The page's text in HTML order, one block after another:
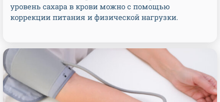
уровень сахара в крови можно с помощью
коррекции питания и физической нагрузки.